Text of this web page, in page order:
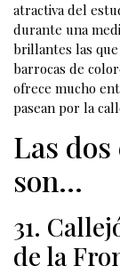
atractiva del
durante una
brillantes las que
barrocas de
ofrece mucho
pasean por la
Las
son…
31.
de la